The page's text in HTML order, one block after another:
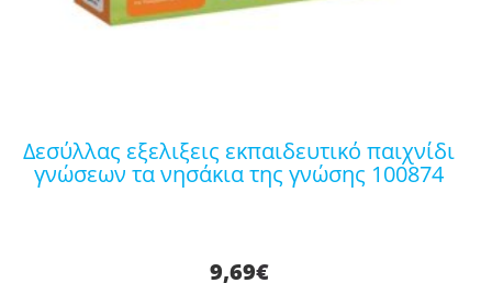
δεσύλλας εξελιξεις εκπαιδευτικό παιχνίδι
γνώσεων τα νησάκια της γνώσης 100874
9,69€